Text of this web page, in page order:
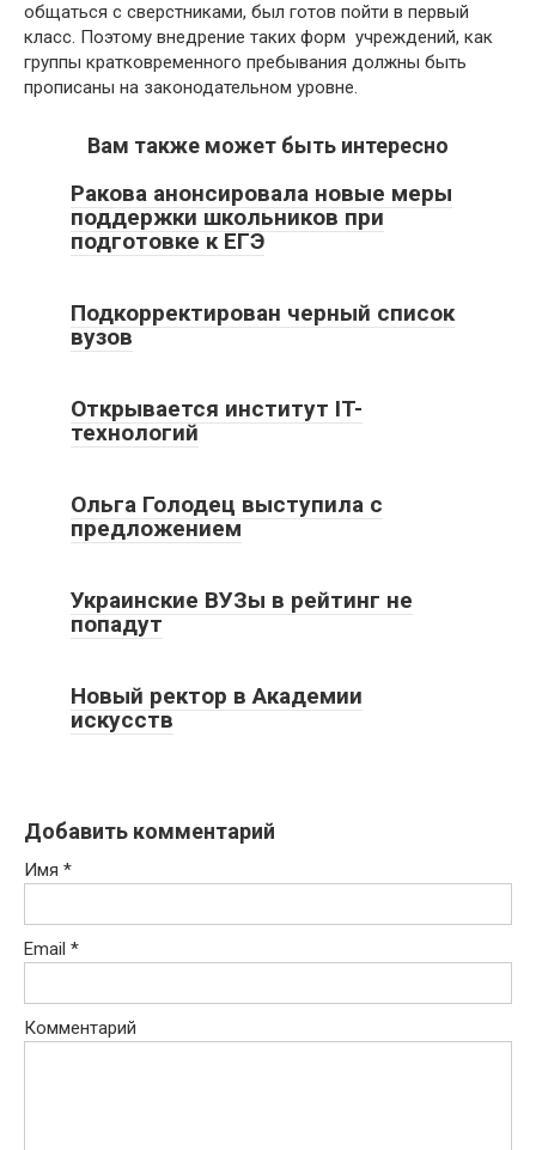
общаться с сверстниками, был готов пойти в первый
класс. Поэтому внедрение таких форм учреждений, как
группы кратковременного пребывания должны быть
прописаны на законодательном уровне.
Вам также может быть интересно
Ракова анонсировала новые меры
поддержки школьников при
подготовке к ЕГЭ
Подкорректирован черный список
вузов
Открывается институт IT-
технологий
Ольга Голодец выступила с
предложением
Украинские ВУЗы в рейтинг не
попадут
Новый ректор в Академии
искусств
Добавить комментарий
Имя *
Email *
Комментарий